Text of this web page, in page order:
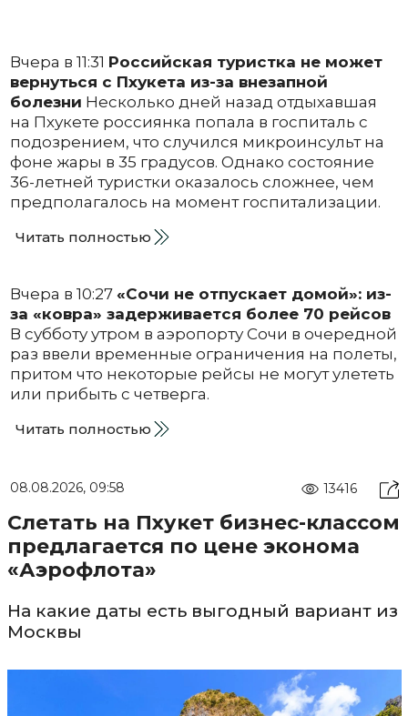
Вчера в 11:31 Российская туристка не может
вернуться с Пхукета из-за внезапной
болезни Несколько дней назад отдыхавшая
на Пхукете россиянка попала в госпиталь с
подозрением, что случился микроинсульт на
фоне жары в 35 градусов. Однако состояние
36-летней туристки оказалось сложнее, чем
предполагалось на момент госпитализации.
Читать полностью
Вчера в 10:27 «Сочи не отпускает домой»: из-
за «ковра» задерживается более 70 рейсов
В субботу утром в аэропорту Сочи в очередной
раз ввели временные ограничения на полеты,
притом что некоторые рейсы не могут улететь
или прибыть с четверга.
Читать полностью
08.08.2026, 09:58 13416
Слетать на Пхукет бизнес-классом
предлагается по цене эконома
«Аэрофлота»
На какие даты есть выгодный вариант из
Москвы